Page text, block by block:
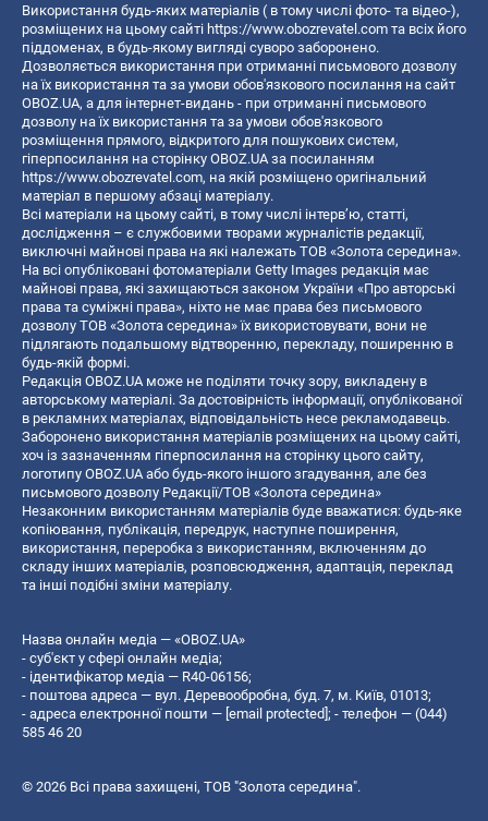
Використання будь-яких матеріалів ( в тому числі фото- та відео-),
розміщених на цьому сайті https://www.obozrevatel.com та всіх його
піддоменах, в будь-якому вигляді суворо заборонено.
Дозволяється використання при отриманні письмового дозволу
на їх використання та за умови обов'язкового посилання на сайт
OBOZ.UA, а для інтернет-видань - при отриманні письмового
дозволу на їх використання та за умови обов'язкового
розміщення прямого, відкритого для пошукових систем,
гіперпосилання на сторінку OBOZ.UA за посиланням
https://www.obozrevatel.com, на якій розміщено оригінальний
матеріал в першому абзаці матеріалу.
Всі матеріали на цьому сайті, в тому числі інтерв’ю, статті,
дослідження – є службовими творами журналістів редакції,
виключні майнові права на які належать ТОВ «Золота середина».
На всі опубліковані фотоматеріали Getty Images редакція має
майнові права, які захищаються законом України «Про авторські
права та суміжні права», ніхто не має права без письмового
дозволу ТОВ «Золота середина» їх використовувати, вони не
підлягають подальшому відтворенню, перекладу, поширенню в
будь-якій формі.
Редакція OBOZ.UA може не поділяти точку зору, викладену в
авторському матеріалі. За достовірність інформації, опублікованої
в рекламних матеріалах, відповідальність несе рекламодавець.
Заборонено використання матеріалів розміщених на цьому сайті,
хоч із зазначенням гіперпосилання на сторінку цього сайту,
логотипу OBOZ.UA або будь-якого іншого згадування, але без
письмового дозволу Редакції/ТОВ «Золота середина»
Незаконним використанням матеріалів буде вважатися: будь-яке
копiювання, публiкацiя, передрук, наступне поширення,
використання, переробка з використанням, включенням до
складу інших матеріалів, розповсюдження, адаптація, переклад
та інші подібні зміни матеріалу.
Назва онлайн медіа — «OBOZ.UA»
- суб'єкт у сфері онлайн медіа;
- ідентифікатор медіа — R40-06156;
- поштова адреса — вул. Деревообробна, буд. 7, м. Київ, 01013;
- адреса електронної пошти — [email protected]; - телефон — (044)
585 46 20
© 2026 Всі права захищені, ТОВ "Золота середина".